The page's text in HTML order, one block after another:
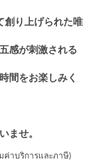
創り上げられた唯
感が刺激される
間をお楽しみく
ませ。
ค่าบริการและภาษี)